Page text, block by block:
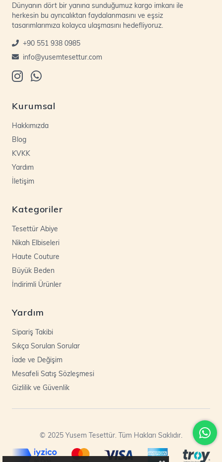
Dünyanın dört bir yanına sunduğumuz kargo imkanı ile
herkesin bu ayrıcalıktan faydalanmasını ve eşsiz
tasarımlarımıza kolayca ulaşmasını hedefliyoruz.
+90 551 938 0985
info@yusemtesettur.com
Kurumsal
Hakkımızda
Blog
KVKK
Yardım
İletişim
Kategoriler
Tesettür Abiye
Nikah Elbiseleri
Haute Couture
Büyük Beden
İndirimli Ürünler
Yardım
Sipariş Takibi
Sıkça Sorulan Sorular
İade ve Değişim
Mesafeli Satış Sözleşmesi
Gizlilik ve Güvenlik
© 2025 Yusem Tesettür. Tüm Hakları Saklıdır.